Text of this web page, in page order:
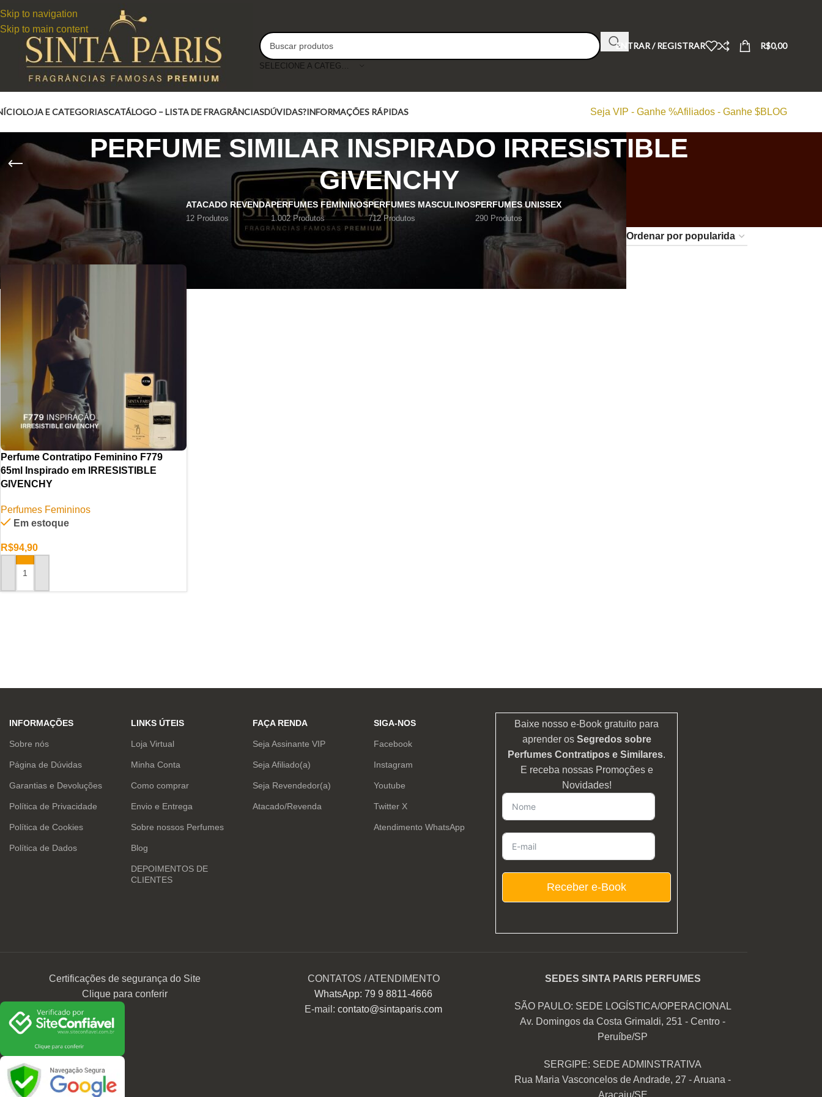
Skip to navigation
Skip to main content
SELECIONE A CATEGORIA
ENTRAR / REGISTRAR R$0,00
LOJA E CATEGORIASCATÁLOGO – LISTA DE FRAGRÂNCIASDÚVIDAS?INFORMAÇÕES RÁPIDAS Seja VIP - Ganhe %Afiliados - Ganhe $BLOG
PERFUME SIMILAR INSPIRADO IRRESISTIBLE
GIVENCHY
ATACADO REVENDA
12 Produtos
PERFUMES FEMININOS
1.002 Produtos
PERFUMES MASCULINOS
712 Produtos
PERFUMES UNISSEX
290 Produtos
PERFUME IRRESISTIBLE GIVENCHY Mostrar 9 12 18
Perfume Contratipo Feminino F779
65ml Inspirado em IRRESISTIBLE
GIVENCHY
Perfumes Femininos
Em estoque
R$94,90
ADICIONAR AO CARRINHO
INFORMAÇÕES
Sobre nós
Página de Dúvidas
Garantias e Devoluções
Política de Privacidade
Política de Cookies
Política de Dados
LINKS ÚTEIS
Loja Virtual
Minha Conta
Como comprar
Envio e Entrega
Sobre nossos Perfumes
Blog
DEPOIMENTOS DE
CLIENTES
FAÇA RENDA
Seja Assinante VIP
Seja Afiliado(a)
Seja Revendedor(a)
Atacado/Revenda
SIGA-NOS
Facebook
Instagram
Youtube
Twitter X
Atendimento WhatsApp
Baixe nosso e-Book gratuito para
aprender os Segredos sobre
Perfumes Contratipos e Similares.
E receba nossas Promoções e
Novidades!
Receber e-Book
Certificações de segurança do Site
Clique para conferir
CONTATOS / ATENDIMENTO
WhatsApp: 79 9 8811-4666
E-mail:contato@sintaparis.com
SEDES SINTA PARIS PERFUMES
SÃO PAULO: SEDE LOGÍSTICA/OPERACIONAL
Av. Domingos da Costa Grimaldi, 251 - Centro -
Peruíbe/SP
SERGIPE: SEDE ADMINSTRATIVA
Rua Maria Vasconcelos de Andrade, 27 - Aruana -
Aracaju/SE